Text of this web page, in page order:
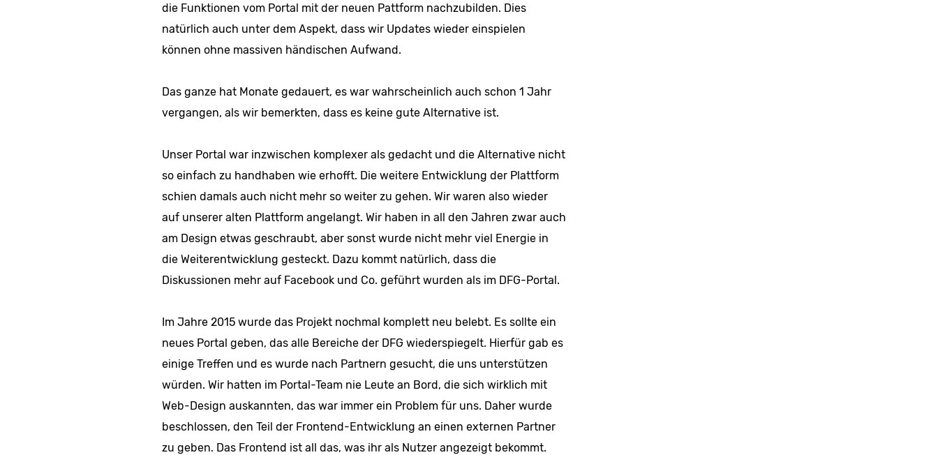
die Funktionen vom Portal mit der neuen Pattform nachzubilden. Dies
natürlich auch unter dem Aspekt, dass wir Updates wieder einspielen
können ohne massiven händischen Aufwand.
Das ganze hat Monate gedauert, es war wahrscheinlich auch schon 1 Jahr
vergangen, als wir bemerkten, dass es keine gute Alternative ist.
Unser Portal war inzwischen komplexer als gedacht und die Alternative nicht
so einfach zu handhaben wie erhofft. Die weitere Entwicklung der Plattform
schien damals auch nicht mehr so weiter zu gehen. Wir waren also wieder
auf unserer alten Plattform angelangt. Wir haben in all den Jahren zwar auch
am Design etwas geschraubt, aber sonst wurde nicht mehr viel Energie in
die Weiterentwicklung gesteckt. Dazu kommt natürlich, dass die
Diskussionen mehr auf Facebook und Co. geführt wurden als im DFG-Portal.
Im Jahre 2015 wurde das Projekt nochmal komplett neu belebt. Es sollte ein
neues Portal geben, das alle Bereiche der DFG wiederspiegelt. Hierfür gab es
einige Treffen und es wurde nach Partnern gesucht, die uns unterstützen
würden. Wir hatten im Portal-Team nie Leute an Bord, die sich wirklich mit
Web-Design auskannten, das war immer ein Problem für uns. Daher wurde
beschlossen, den Teil der Frontend-Entwicklung an einen externen Partner
zu geben. Das Frontend ist all das, was ihr als Nutzer angezeigt bekommt.